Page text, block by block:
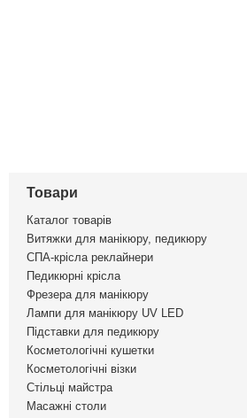
Товари
Каталог товарів
Витяжки для манікюру, педикюру
СПА-крісла реклайнери
Педикюрні крісла
Фрезера для манікюру
Лампи для манікюру UV LED
Підставки для педикюру
Косметологічні кушетки
Косметологічні візки
Стільці майстра
Масажні столи